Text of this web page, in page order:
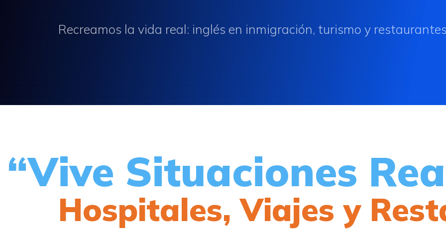
Recreamos la vida real: inglés en inmigración, turismo y restaurantes
“Vive Situaciones
Hospitales, Viajes y